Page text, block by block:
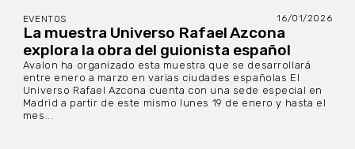
EVENTOS 16/01/2026
La muestra Universo Rafael Azcona
explora la obra del guionista español
Avalon ha organizado esta muestra que se desarrollará
entre enero a marzo en varias ciudades españolas El
Universo Rafael Azcona cuenta con una sede especial en
Madrid a partir de este mismo lunes 19 de enero y hasta el
mes...